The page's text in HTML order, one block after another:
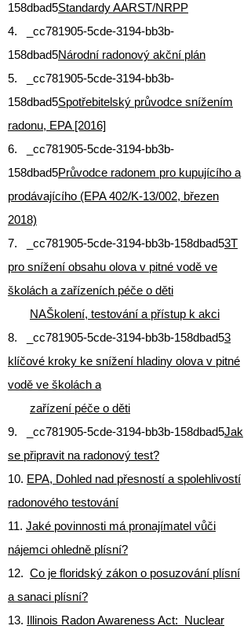
158dbad5Standardy AARST/NRPP
4. _cc781905-5cde-3194-bb3b-
158dbad5Národní radonový akční plán
5. _cc781905-5cde-3194-bb3b-
158dbad5Spotřebitelský průvodce snížením
radonu, EPA [2016]
6. _cc781905-5cde-3194-bb3b-
158dbad5Průvodce radonem pro kupujícího a
prodávajícího (EPA 402/K-13/002, březen
2018)
7. _cc781905-5cde-3194-bb3b-158dbad53T
pro snížení obsahu olova v pitné vodě ve
školách a zařízeních péče o děti
NAŠkolení, testování a přístup k akci
8. _cc781905-5cde-3194-bb3b-158dbad53
klíčové kroky ke snížení hladiny olova v pitné
vodě ve školách a
zařízení péče o děti
9. _cc781905-5cde-3194-bb3b-158dbad5Jak
se připravit na radonový test?
10. EPA, Dohled nad přesností a spolehlivostí
radonového testování
11. Jaké povinnosti má pronajímatel vůči
nájemci ohledně plísní?
12. Co je floridský zákon o posuzování plísní
a sanaci plísní?
13. Illinois Radon Awareness Act: Nuclear